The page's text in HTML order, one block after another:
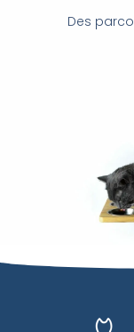
Des